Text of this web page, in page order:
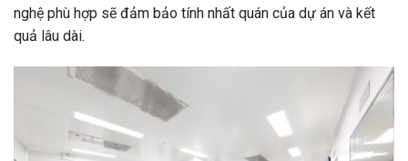
nghệ phù hợp sẽ đảm bảo tính nhất quán của dự án và kết
quả lâu dài.